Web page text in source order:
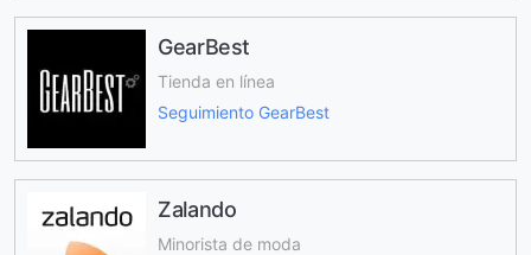
GearBest
Tienda en línea
Seguimiento GearBest
Zalando
Minorista de moda